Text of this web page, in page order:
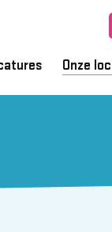
Onze